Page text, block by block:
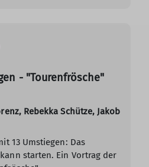
- "Tourenfrösche"
Rebekka Schütze, Jakob
13 Umstiegen: Das
starten. Ein Vortrag der